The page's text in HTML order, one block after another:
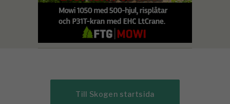
Till Skogen startsida